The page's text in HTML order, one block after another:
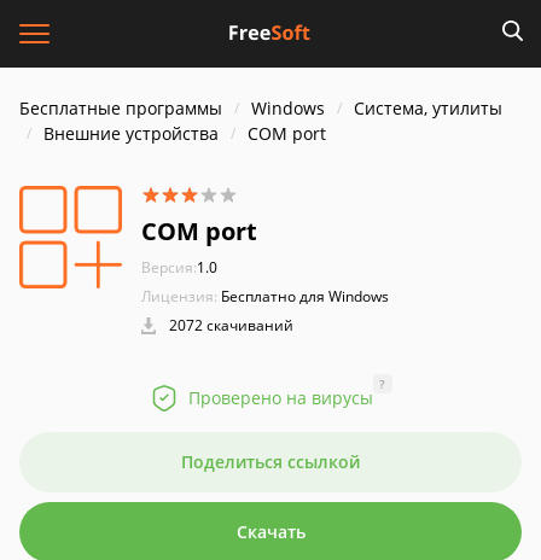
Бесплатные программы Windows
Система, утилиты
Внешние устройства
COM port
COM port
Версия:1.0
Лицензия: Бесплатно для Windows
2072 скачиваний
Проверено на вирусы
?
Поделиться ссылкой
Скачать